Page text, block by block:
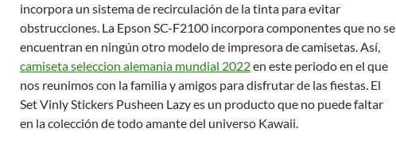
incorpora un sistema de recirculación de la tinta para evitar
obstrucciones. La Epson SC-F2100 incorpora componentes que no se
encuentran en ningún otro modelo de impresora de camisetas. Así,
camiseta seleccion alemania mundial 2022en este periodo en el que
nos reunimos con la familia y amigos para disfrutar de las fiestas. El
Set Vinly Stickers Pusheen Lazy es un producto que no puede faltar
en la colección de todo amante del universo Kawaii.